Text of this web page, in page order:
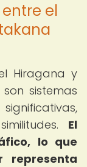
el
Hiragana y
sistemas
El
lo que
representa